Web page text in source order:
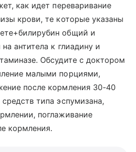
как идет переваривание
крови, те которые указаны
общий и
антитела к глиадину и
Обсудите с доктором
малыми порциями,
после кормления 30-40
типа эспумизана,
поглаживание
кормления.